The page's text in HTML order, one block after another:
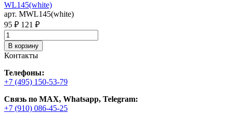
WL145(white)
арт. MWL145(white)
95 ₽ 121 ₽
В корзину
Контакты
Телефоны:
+7 (495) 150-53-79
Связь по MAX, Whatsapp, Telegram:
+7 (910) 086-45-25